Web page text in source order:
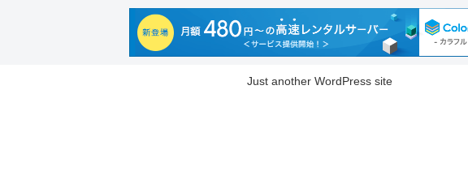
Just another WordPress site